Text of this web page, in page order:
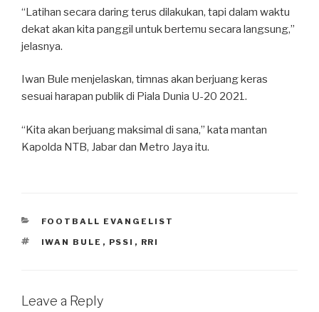
“Latihan secara daring terus dilakukan, tapi dalam waktu
dekat akan kita panggil untuk bertemu secara langsung,”
jelasnya.
Iwan Bule menjelaskan, timnas akan berjuang keras
sesuai harapan publik di Piala Dunia U-20 2021.
“Kita akan berjuang maksimal di sana,” kata mantan
Kapolda NTB, Jabar dan Metro Jaya itu.
CATEGORIES
FOOTBALL EVANGELIST
TAGS
IWAN BULE , PSSI , RRI
Leave a Reply